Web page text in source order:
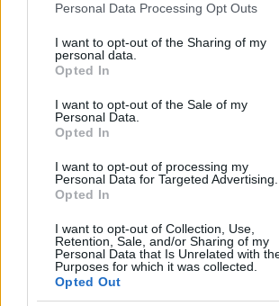
Please note that this website/app uses one
not limited to your visit or usage behaviour.
grant or deny consent to Google and its
use your data for below specified purposes
consent section.
Personal Data Processing Opt Outs
I want to opt-out of the Sharing of my
personal data.
Opted In
I want to opt-out of the Sale of my
Personal Data.
Opted In
I want to opt-out of processing my
Personal Data for Targeted Advertising.
Opted In
I want to opt-out of Collection, Use,
Retention, Sale, and/or Sharing of my
Personal Data that Is Unrelated with
Purposes for which it was collected.
Opted Out
Cornell Capa/Magnum Photos,
A 110 évvel ezelőtt, 1907. április 15-én
született George Platt Lynes egyike a
amerikai divatfotográfusoknak és a XX.
legfontosabb olyan fotóművésze, aki a
mikor saját műtermet nyitott 1932-ben
majd egy kis hollywoodi kitérő után
Yorkban dolgozott. Barátsága ezután
Kinseyvel, aki az alapítója volt annak az